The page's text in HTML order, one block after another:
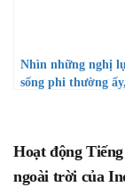
Nhìn những nghị
sống phi thường
Hoạt động
ngoài trời của